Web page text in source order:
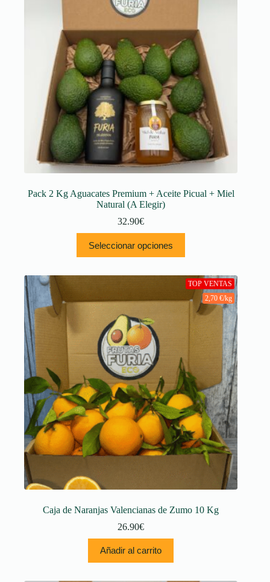
Pack 2 Kg Aguacates Premium + Aceite Picual + Miel
Natural (A Elegir)
32.90€
Seleccionar opciones
producto
tiene
opciones
se
pueden
elegir
en
la
página
de
producto
TOP VENTAS
2,70 €/kg
Caja de Naranjas Valencianas de Zumo 10 Kg
26.90€
Añadir al carrito